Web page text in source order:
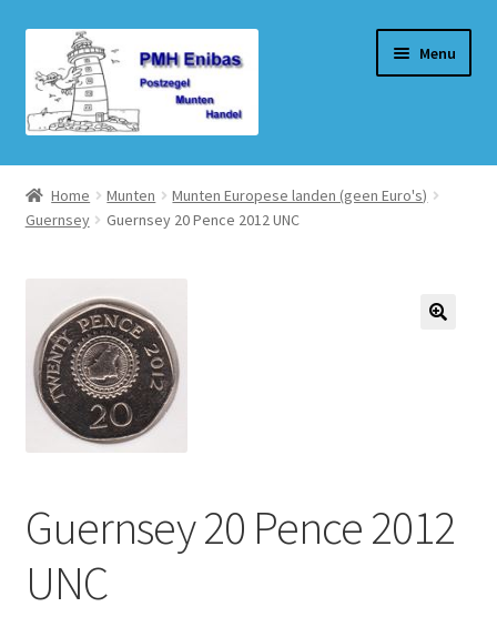
door
naar
navigatie
naar
de
inhoud
Menu
Home
Beurzen
Winkelmand
Afrekenen
Mijn account
Alg. voorw.
Privacybeleid PMH Enibas
Home Munten
Munten Europese landen (geen Euro's)
Guernsey
Guernsey 20 Pence 2012 UNC
Guernsey 20 Pence 2012
UNC